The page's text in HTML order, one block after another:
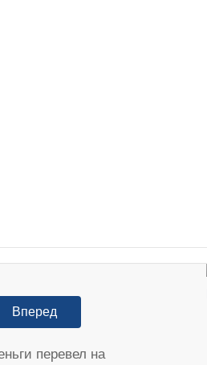
Вперед
перевел на